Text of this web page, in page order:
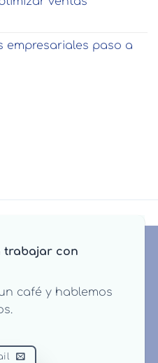
empresariales paso a
trabajar con
un café y hablemos